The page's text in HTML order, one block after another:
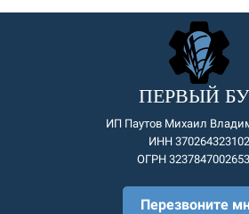
ПЕРВЫЙ
ИП Паутов Михаил
ИНН 370264323102
ОГРН
Перезвоните